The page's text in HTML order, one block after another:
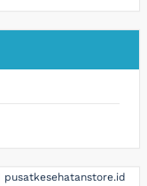
pusatkesehatanstore.id